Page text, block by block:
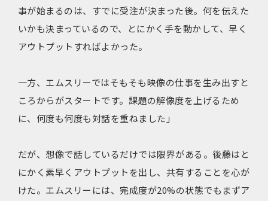
事が始まるのは、すでに受注が決まった後。何を伝えた
いかも決まっているので、とにかく手を動かして、早く
アウトプットすればよかった。
一方、エムスリーではそもそも映像の仕事を生み出すと
ころからがスタートです。課題の解像度を上げるため
に、何度も何度も対話を重ねました」
だが、想像で話しているだけでは限界がある。後藤はと
にかく素早くアウトプットを出し、共有することを心が
けた。エムスリーには、完成度が20%の状態でもまずア